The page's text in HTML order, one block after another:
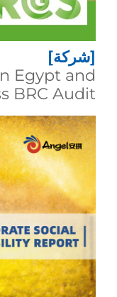
[شركة]
Egypt and
BRC Audit